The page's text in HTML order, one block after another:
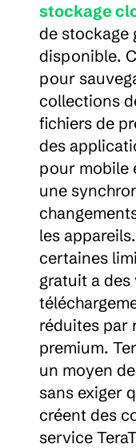
stockage
de stockage
disponible.
pour
collections
fichiers de
des
pour mobile
une
les
certaines
gratuit a des
réduites par
premium.
un moyen
sans exiger
créent des
service